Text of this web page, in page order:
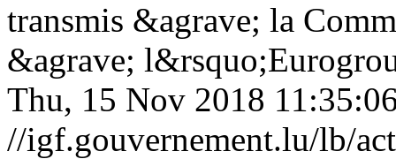
transmis &agrave; la
&agrave;
Thu, 15 Nov 2018
//igf.gouvernement.lu/lb/